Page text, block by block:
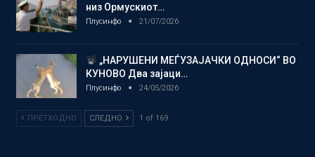
низ Ормускиот…
Плусинфо 21/07/2026
„НАРУШЕНИ МЕЃУЗАЈАЧКИ ОДНОСИ“ ВО
КУНОВО Два зајаци…
Плусинфо 24/05/2026
ПРЕТХОДНО СЛЕДНО 1 of 169